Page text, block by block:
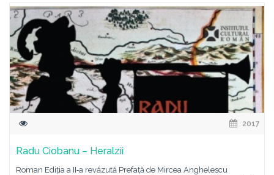
2017
Radu Ciobanu – Heralzii
Roman Ediția a II‑a revăzută Prefață de Mircea Anghelescu